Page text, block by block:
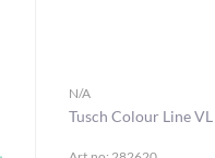
N/A
Tusch Colour Line